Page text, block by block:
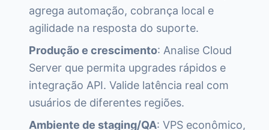
agrega automação, cobrança local e
agilidade na resposta do suporte.
Produção e crescimento: Analise Cloud
Server que permita upgrades rápidos e
integração API. Valide latência real com
usuários de diferentes regiões.
Ambiente de staging/QA: VPS econômico,